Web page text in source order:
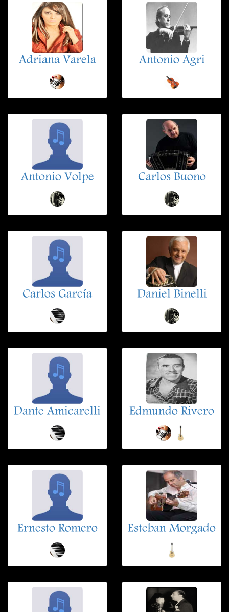
Adriana Varela Antonio Agri
Antonio Volpe Carlos Buono
Carlos García Daniel Binelli
Dante Amicarelli Edmundo Rivero
Ernesto Romero Esteban Morgado